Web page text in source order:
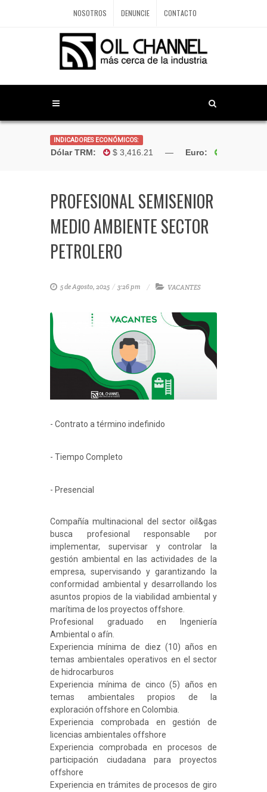
NOSOTROS DENUNCIE CONTACTO
INDICADORES ECONÓMICOS:
Dólar TRM: $ 3,416.21 — Euro:
PROFESIONAL SEMISENIOR
MEDIO AMBIENTE SECTOR
PETROLERO
5 de Agosto, 2025 / 3:26 pm VACANTES
- Contrato a término indefinido
- Tiempo Completo
- Presencial
Compañía multinacional del sector oil&gas
busca profesional responsable por
implementar, supervisar y controlar la
gestión ambiental en las actividades de la
empresa, supervisando y garantizando la
conformidad ambiental y desarrollando los
asuntos propios de la viabilidad ambiental y
marítima de los proyectos offshore.
Profesional graduado en Ingeniería
Ambiental o afín.
Experiencia mínima de diez (10) años en
temas ambientales operativos en el sector
de hidrocarburos
Experiencia mínima de cinco (5) años en
temas ambientales propios de la
exploración offshore en Colombia.
Experiencia comprobada en gestión de
licencias ambientales offshore
Experiencia comprobada en procesos de
participación ciudadana para proyectos
offshore
Experiencia en trámites de procesos de giro